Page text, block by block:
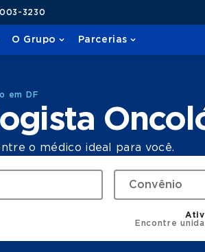
3230
O Grupo Parcerias
em DF
o médico ideal para você.
Encontre